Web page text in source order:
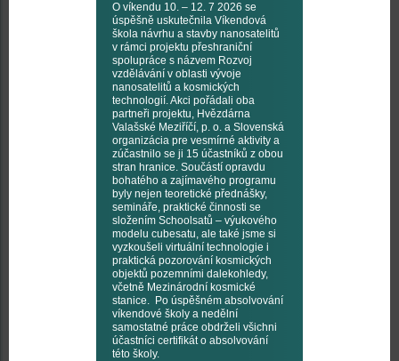
O víkendu 10. – 12. 7 2026 se
úspěšně uskutečnila Víkendová
škola návrhu a stavby nanosatelitů
v rámci projektu přeshraniční
spolupráce s názvem Rozvoj
vzdělávání v oblasti vývoje
nanosatelitů a kosmických
technologií. Akci pořádali oba
partneři projektu, Hvězdárna
Valašské Meziříčí, p. o. a Slovenská
organizácia pre vesmírné aktivity a
zúčastnilo se ji 15 účastníků z obou
stran hranice. Součástí opravdu
bohatého a zajímavého programu
byly nejen teoretické přednášky,
semináře, praktické činnosti se
složením Schoolsatů – výukového
modelu cubesatu, ale také jsme si
vyzkoušeli virtuální technologie i
praktická pozorování kosmických
objektů pozemními dalekohledy,
včetně Mezinárodní kosmické
stanice. Po úspěšném absolvování
víkendové školy a nedělní
samostatné práce obdrželi všichni
účastníci certifikát o absolvování
této školy.